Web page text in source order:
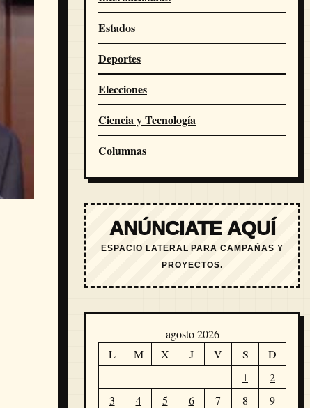
Estados
Deportes
Elecciones
Ciencia y Tecnología
Columnas
ANÚNCIATE AQUÍ
ESPACIO LATERAL PARA CAMPAÑAS Y
PROYECTOS.
agosto 2026
L
M X J V S
D
1
2
3
4 5 6 7 8
9